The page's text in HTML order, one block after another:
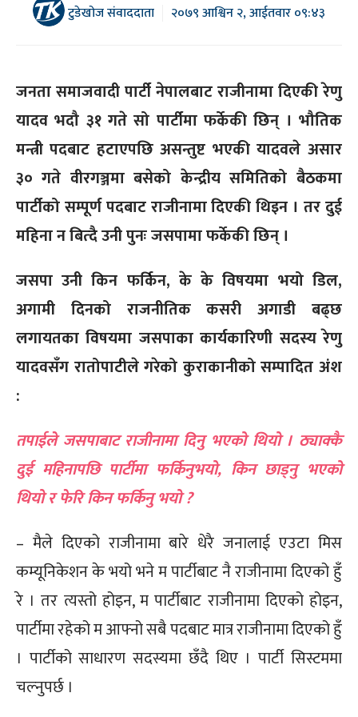
टुडेखोज संवाददाता २०७९ आश्विन २, आईतवार ०९:४३
जनता समाजवादी पार्टी नेपालबाट राजीनामा दिएकी रेणु
यादव भदौ ३१ गते सो पार्टीमा फर्केकी छिन् । भौतिक
मन्त्री पदबाट हटाएपछि असन्तुष्ट भएकी यादवले असार
३० गते वीरगञ्जमा बसेको केन्द्रीय समितिको बैठकमा
पार्टीको सम्पूर्ण पदबाट राजीनामा दिएकी थिइन । तर दुई
महिना न बित्दै उनी पुनः जसपामा फर्केकी छिन् ।
जसपा उनी किन फर्किन, के के विषयमा भयो डिल,
अगामी दिनको राजनीतिक कसरी अगाडी बढ्छ
लगायतका विषयमा जसपाका कार्यकारिणी सदस्य रेणु
यादवसँग रातोपाटीले गरेको कुराकानीको सम्पादित अंश
:
तपाईले जसपाबाट राजीनामा दिनु भएको थियो । ठ्याक्कै
दुई महिनापछि पार्टीमा फर्किनुभयो, किन छाड्नु भएको
थियो र फेरि किन फर्किनु भयो ?
– मैले दिएको राजीनामा बारे धेरै जनालाई एउटा मिस
कम्यूनिकेशन के भयो भने म पार्टीबाट नै राजीनामा दिएको हुँ
रे । तर त्यस्तो होइन, म पार्टीबाट राजीनामा दिएको होइन,
पार्टीमा रहेको म आफ्नो सबै पदबाट मात्र राजीनामा दिएको हुँ
। पार्टीको साधारण सदस्यमा छँदै थिए । पार्टी सिस्टममा
चल्नुपर्छ ।